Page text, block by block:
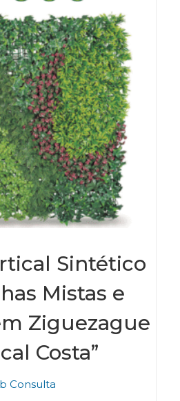
Sintético
Mistas e
Ziguezague
Costa”
Consulta